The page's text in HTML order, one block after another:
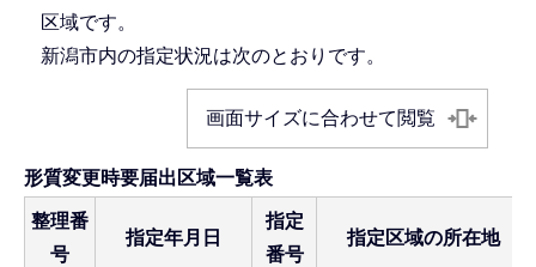
区域です。
新潟市内の指定状況は次のとおりです。
画面サイズに合わせて閲覧
形質変更時要届出区域一覧表
整理番
号
指定年月日
指定
番号
指定区域の所在地